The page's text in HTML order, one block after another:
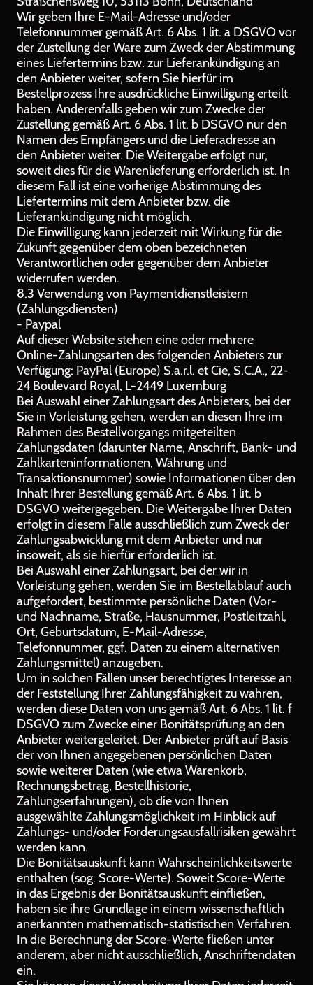
Wir geben Ihre E-Mail-Adresse und/oder
Telefonnummer gemäß Art. 6 Abs. 1 lit. a DSGVO vor
der Zustellung der Ware zum Zweck der Abstimmung
eines Liefertermins bzw. zur Lieferankündigung an
den Anbieter weiter, sofern Sie hierfür im
Bestellprozess Ihre ausdrückliche Einwilligung erteilt
haben. Anderenfalls geben wir zum Zwecke der
Zustellung gemäß Art. 6 Abs. 1 lit. b DSGVO nur den
Namen des Empfängers und die Lieferadresse an
den Anbieter weiter. Die Weitergabe erfolgt nur,
soweit dies für die Warenlieferung erforderlich ist. In
diesem Fall ist eine vorherige Abstimmung des
Liefertermins mit dem Anbieter bzw. die
Lieferankündigung nicht möglich.
Die Einwilligung kann jederzeit mit Wirkung für die
Zukunft gegenüber dem oben bezeichneten
Verantwortlichen oder gegenüber dem Anbieter
widerrufen werden.
8.3 Verwendung von Paymentdienstleistern
(Zahlungsdiensten)
- Paypal
Auf dieser Website stehen eine oder mehrere
Online-Zahlungsarten des folgenden Anbieters zur
Verfügung: PayPal (Europe) S.a.r.l. et Cie, S.C.A., 22-
24 Boulevard Royal, L-2449 Luxemburg
Bei Auswahl einer Zahlungsart des Anbieters, bei der
Sie in Vorleistung gehen, werden an diesen Ihre im
Rahmen des Bestellvorgangs mitgeteilten
Zahlungsdaten (darunter Name, Anschrift, Bank- und
Zahlkarteninformationen, Währung und
Transaktionsnummer) sowie Informationen über den
Inhalt Ihrer Bestellung gemäß Art. 6 Abs. 1 lit. b
DSGVO weitergegeben. Die Weitergabe Ihrer Daten
erfolgt in diesem Falle ausschließlich zum Zweck der
Zahlungsabwicklung mit dem Anbieter und nur
insoweit, als sie hierfür erforderlich ist.
Bei Auswahl einer Zahlungsart, bei der wir in
Vorleistung gehen, werden Sie im Bestellablauf auch
aufgefordert, bestimmte persönliche Daten (Vor-
und Nachname, Straße, Hausnummer, Postleitzahl,
Ort, Geburtsdatum, E-Mail-Adresse,
Telefonnummer, ggf. Daten zu einem alternativen
Zahlungsmittel) anzugeben.
Um in solchen Fällen unser berechtigtes Interesse an
der Feststellung Ihrer Zahlungsfähigkeit zu wahren,
werden diese Daten von uns gemäß Art. 6 Abs. 1 lit. f
DSGVO zum Zwecke einer Bonitätsprüfung an den
Anbieter weitergeleitet. Der Anbieter prüft auf Basis
der von Ihnen angegebenen persönlichen Daten
sowie weiterer Daten (wie etwa Warenkorb,
Rechnungsbetrag, Bestellhistorie,
Zahlungserfahrungen), ob die von Ihnen
ausgewählte Zahlungsmöglichkeit im Hinblick auf
Zahlungs- und/oder Forderungsausfallrisiken gewährt
werden kann.
Die Bonitätsauskunft kann Wahrscheinlichkeitswerte
enthalten (sog. Score-Werte). Soweit Score-Werte
in das Ergebnis der Bonitätsauskunft einfließen,
haben sie ihre Grundlage in einem wissenschaftlich
anerkannten mathematisch-statistischen Verfahren.
In die Berechnung der Score-Werte fließen unter
anderem, aber nicht ausschließlich, Anschriftendaten
ein.